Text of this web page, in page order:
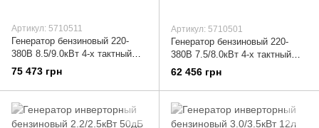
Артикул: 5710511
Генератор бензиновый 220-
380В 8.5/9.0кВт 4-х тактный
электрозапуск SIGMA
(5710511)
75 473 грн
Артикул: 5710501
Генератор бензиновый 220-
380В 7.5/8.0кВт 4-х тактный
электрозапуск SIGMA
(5710501)
62 456 грн